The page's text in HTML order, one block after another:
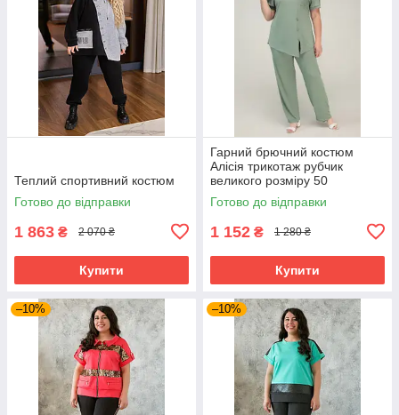
Теплий спортивний костюм
Готово до відправки
1 863 ₴ 2 070 ₴
Купити
Гарний брючний костюм
Алісія трикотаж рубчик
великого розміру 50
Готово до відправки
1 152 ₴ 1 280 ₴
Купити
–10% –10%